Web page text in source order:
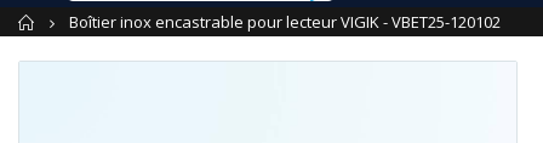
Accueil
Boîtier inox encastrable pour lecteur VIGIK - VBET25-120102